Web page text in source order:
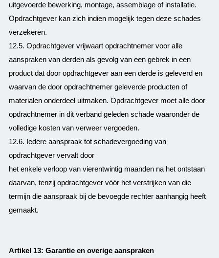
uitgevoerde bewerking, montage, assemblage of installatie.
Opdrachtgever kan zich indien mogelijk tegen deze schades
verzekeren.
12.5. Opdrachtgever vrijwaart opdrachtnemer voor alle
aanspraken van derden als gevolg van een gebrek in een
product dat door opdrachtgever aan een derde is geleverd en
waarvan de door opdrachtnemer geleverde producten of
materialen onderdeel uitmaken. Opdrachtgever moet alle door
opdrachtnemer in dit verband geleden schade waaronder de
volledige kosten van verweer vergoeden.
12.6. Iedere aanspraak tot schadevergoeding van
opdrachtgever vervalt door
het enkele verloop van vierentwintig maanden na het ontstaan
daarvan, tenzij opdrachtgever vóór het verstrijken van die
termijn die aanspraak bij de bevoegde rechter aanhangig heeft
gemaakt.
Artikel 13: Garantie en overige aanspraken